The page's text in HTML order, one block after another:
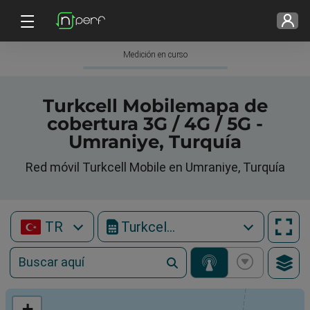
Medición en curso
Turkcell Mobilemapa de
cobertura 3G / 4G / 5G -
Umraniye, Turquía
Red móvil Turkcell Mobile en Umraniye, Turquía
TR Turkcell Mobile